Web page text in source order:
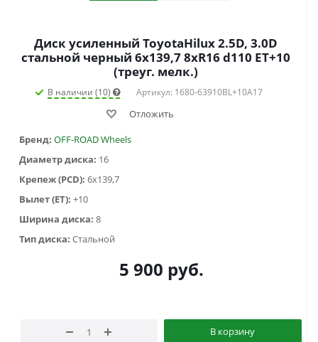
Диск усиленный ToyotaHilux 2.5D, 3.0D
стальной черный 6x139,7 8xR16 d110 ET+10
(треуг. мелк.)
В наличии (10) Артикул: 1680-63910BL+10A17
Отложить
Бренд: OFF-ROAD Wheels
Диаметр диска: 16
Крепеж (PCD): 6x139,7
Вылет (ET): +10
Ширина диска: 8
Тип диска: Стальной
5 900 руб.
В корзину